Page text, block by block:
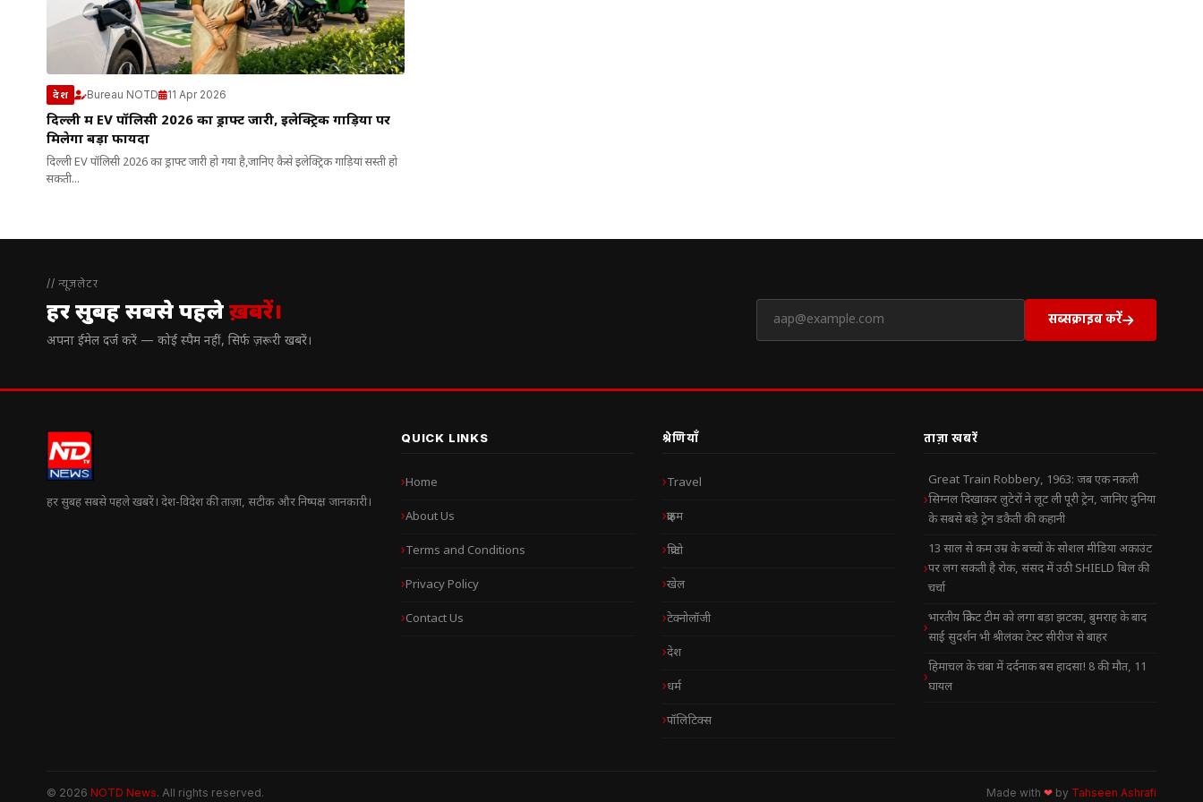
देश Bureau NOTD 11 Apr 2026
दिल्ली में EV पॉलिसी 2026 का ड्राफ्ट जारी, इलेक्ट्रिक गाड़ियों पर
मिलेगा बड़ा फायदा
दिल्ली EV पॉलिसी 2026 का ड्राफ्ट जारी हो गया है,जानिए कैसे इलेक्ट्रिक गाड़ियां सस्ती हो
सकती...
// न्यूज़लेटर
हर सुबह सबसे पहलेख़बरें।
अपना ईमेल दर्ज करें — कोई स्पैम नहीं, सिर्फ ज़रूरी खबरें।
सब्सक्राइब करें
हर सुबह सबसे पहले खबरें। देश-विदेश की ताज़ा, सटीक और निष्पक्ष जानकारी।
QUICK LINKS
Home
About Us
Terms and Conditions
Privacy Policy
Contact Us
श्रेणियाँ
Travel
क्राइम
क्रिप्टो
खेल
टेक्नोलॉजी
देश
धर्म
पॉलिटिक्स
ताज़ा खबरें
Great Train Robbery, 1963: जब एक नकली
सिग्नल दिखाकर लुटेरों ने लूट ली पूरी ट्रेन, जानिए दुनिया
के सबसे बड़े ट्रेन डकैती की कहानी
13 साल से कम उम्र के बच्चों के सोशल मीडिया अकाउंट
पर लग सकती है रोक, संसद में उठी SHIELD बिल की
चर्चा
भारतीय क्रिकेट टीम को लगा बड़ा झटका, बुमराह के बाद
साई सुदर्शन भी श्रीलंका टेस्ट सीरीज से बाहर
हिमाचल के चंबा में दर्दनाक बस हादसा! 8 की मौत, 11
घायल
© 2026 NOTD News. All rights reserved. Made with ❤ by Tahseen Ashrafi